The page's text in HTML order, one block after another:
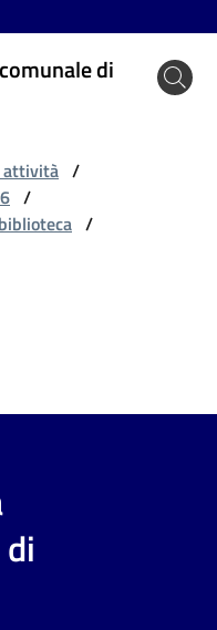
di
/
/
/